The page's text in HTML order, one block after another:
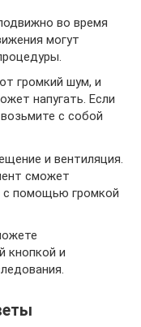
во время
могут
громкий шум, и
напугать. Если
с собой
и вентиляция.
сможет
с помощью громкой
кнопкой и